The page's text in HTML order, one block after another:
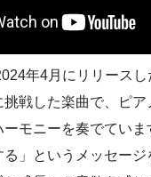
年4月にリリースし
戦した楽曲で、ピ
ーモニーを奏でていま
」というメッセージ